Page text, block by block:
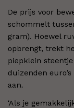
De prijs voor
schommelt
gram). Hoewel
opbrengt, trekt
piepklein
duizenden
aan.
‘Als je